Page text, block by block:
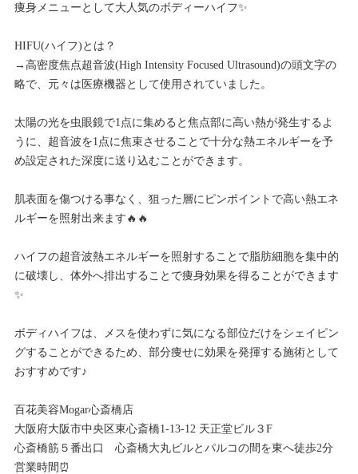
痩身メニューとして大人気のボディーハイフ✨
HIFU(ハイフ)とは？
→高密度焦点超音波(High Intensity Focused Ultrasound)の頭文字の
略で、元々は医療機器として使用されていました。
太陽の光を虫眼鏡で1点に集めると焦点部に高い熱が発生するよ
うに、超音波を1点に焦束させることで十分な熱エネルギーを予
め設定された深度に送り込むことができます。
肌表面を傷つける事なく、狙った層にピンポイントで高い熱エネ
ルギーを照射出来ます🔥🔥
ハイフの超音波熱エネルギーを照射することで脂肪細胞を集中的
に破壊し、体外へ排出することで痩身効果を得ることができます
✨
ボディハイフは、メスを使わずに気になる部位だけをシェイピン
グすることができるため、部分痩せに効果を発揮する施術として
おすすめです♪
百花美容Mogar心斎橋店
大阪府大阪市中央区東心斎橋1-13-12 天正堂ビル３F
心斎橋筋５番出口 心斎橋大丸ビルとパルコの間を東へ徒歩2分
営業時間⏰